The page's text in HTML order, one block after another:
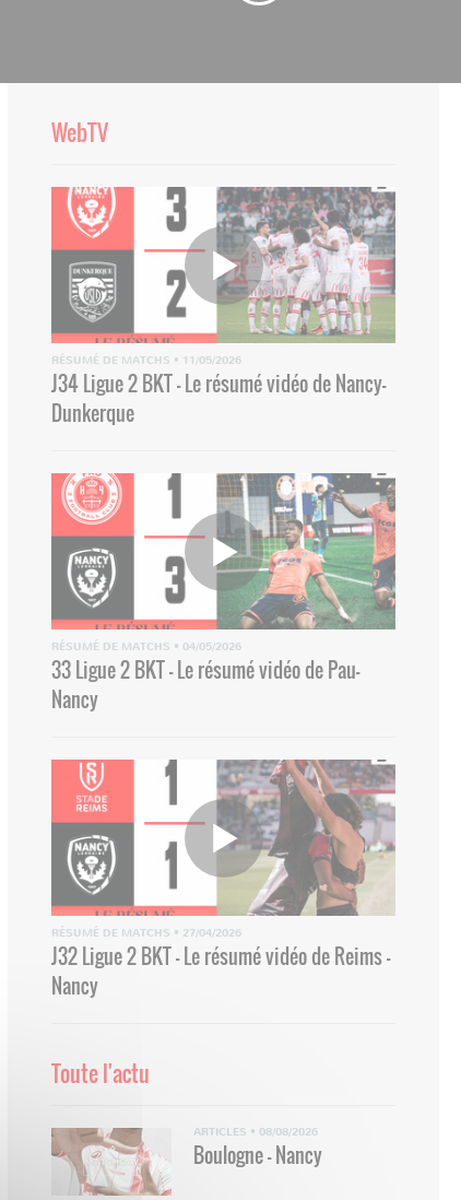
WebTV
RÉSUMÉ DE MATCHS • 11/05/2026
J34 Ligue 2 BKT - Le résumé vidéo de Nancy-
Dunkerque
RÉSUMÉ DE MATCHS • 04/05/2026
33 Ligue 2 BKT - Le résumé vidéo de Pau-
Nancy
RÉSUMÉ DE MATCHS • 27/04/2026
J32 Ligue 2 BKT - Le résumé vidéo de Reims -
Nancy
Toute l'actu
ARTICLES • 08/08/2026
Boulogne - Nancy